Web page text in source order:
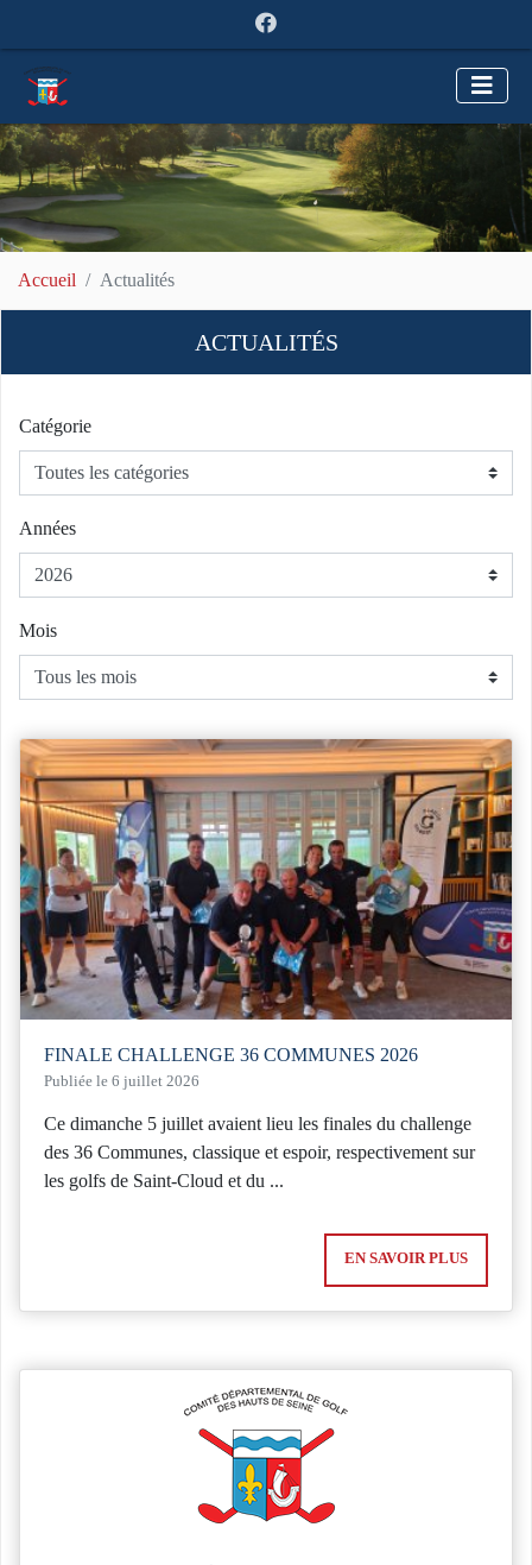
Accueil Actualités
ACTUALITÉS
Catégorie
Années
Mois
FINALE CHALLENGE 36 COMMUNES 2026
Publiée le 6 juillet 2026
Ce dimanche 5 juillet avaient lieu les finales du challenge
des 36 Communes, classique et espoir, respectivement sur
les golfs de Saint-Cloud et du ...
EN SAVOIR PLUS